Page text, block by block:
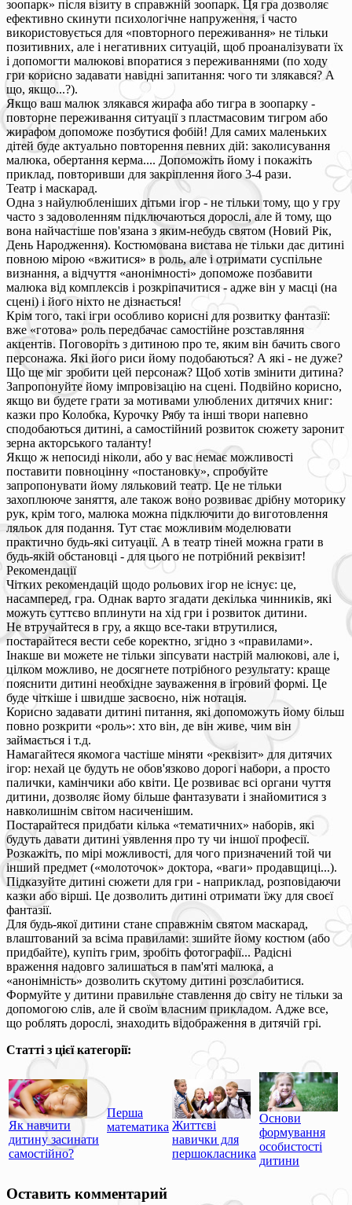
зоопарк» після візиту в справжній зоопарк. Ця гра дозволяє
ефективно скинути психологічне напруження, і часто
використовується для «повторного переживання» не тільки
позитивних, але і негативних ситуацій, щоб проаналізувати їх
і допомогти малюкові впоратися з переживаннями (по ходу
гри корисно задавати навідні запитання: чого ти злякався? А
що, якщо...?).
Якщо ваш малюк злякався жирафа або тигра в зоопарку -
повторне переживання ситуації з пластмасовим тигром або
жирафом допоможе позбутися фобій! Для самих маленьких
дітей буде актуально повторення певних дій: заколисування
малюка, обертання керма.... Допоможіть йому і покажіть
приклад, повторивши для закріплення його 3-4 рази.
Театр і маскарад.
Одна з найулюбленіших дітьми ігор - не тільки тому, що у гру
часто з задоволенням підключаються дорослі, але й тому, що
вона найчастіше пов'язана з яким-небудь святом (Новий Рік,
День Народження). Костюмована вистава не тільки дає дитині
повною мірою «вжитися» в роль, але і отримати суспільне
визнання, а відчуття «анонімності» допоможе позбавити
малюка від комплексів і розкріпачитися - адже він у масці (на
сцені) і його ніхто не дізнається!
Крім того, такі ігри особливо корисні для розвитку фантазії:
вже «готова» роль передбачає самостійне розставляння
акцентів. Поговоріть з дитиною про те, яким він бачить свого
персонажа. Які його риси йому подобаються? А які - не дуже?
Що ще міг зробити цей персонаж? Щоб хотів змінити дитина?
Запропонуйте йому імпровізацію на сцені. Подвійно корисно,
якщо ви будете грати за мотивами улюблених дитячих книг:
казки про Колобка, Курочку Рябу та інші твори напевно
сподобаються дитині, а самостійний розвиток сюжету заронит
зерна акторського таланту!
Якщо ж непосиді ніколи, або у вас немає можливості
поставити повноцінну «постановку», спробуйте
запропонувати йому ляльковий театр. Це не тільки
захоплююче заняття, але також воно розвиває дрібну моторику
рук, крім того, малюка можна підключити до виготовлення
ляльок для подання. Тут стає можливим моделювати
практично будь-які ситуації. А в театр тіней можна грати в
будь-якій обстановці - для цього не потрібний реквізит!
Рекомендації
Чітких рекомендацій щодо рольових ігор не існує: це,
насамперед, гра. Однак варто згадати декілька чинників, які
можуть суттєво вплинути на хід гри і розвиток дитини.
Не втручайтеся в гру, а якщо все-таки втрутилися,
постарайтеся вести себе коректно, згідно з «правилами».
Інакше ви можете не тільки зіпсувати настрій малюкові, але і,
цілком можливо, не досягнете потрібного результату: краще
пояснити дитині необхідне зауваження в ігровий формі. Це
буде чіткіше і швидше засвоєно, ніж нотація.
Корисно задавати дитині питання, які допоможуть йому більш
повно розкрити «роль»: хто він, де він живе, чим він
займається і т.д.
Намагайтеся якомога частіше міняти «реквізит» для дитячих
ігор: нехай це будуть не обов'язково дорогі набори, а просто
палички, камінчики або квіти. Це розвиває всі органи чуття
дитини, дозволяє йому більше фантазувати і знайомитися з
навколишнім світом насиченішим.
Постарайтеся придбати кілька «тематичних» наборів, які
будуть давати дитині уявлення про ту чи іншої професії.
Розкажіть, по мірі можливості, для чого призначений той чи
інший предмет («молоточок» доктора, «ваги» продавщиці...).
Підказуйте дитині сюжети для гри - наприклад, розповідаючи
казки або вірші. Це дозволить дитині отримати їжу для своєї
фантазії.
Для будь-якої дитини стане справжнім святом маскарад,
влаштований за всіма правилами: зшийте йому костюм (або
придбайте), купіть грим, зробіть фотографії... Радісні
враження надовго залишаться в пам'яті малюка, а
«анонімність» дозволить скутому дитині розслабитися.
Формуйте у дитини правильне ставлення до світу не тільки за
допомогою слів, але й своїм власним прикладом. Адже все,
що роблять дорослі, знаходить відображення в дитячій грі.
Статті з цієї категорії:
Як навчити
дитину засинати
самостійно?
Перша
математика Життєві
навички для
першокласника
Основи
формування
особистості
дитини
Оставить комментарий